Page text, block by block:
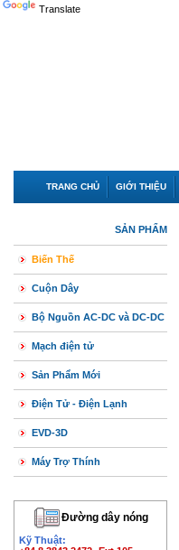
Translate
TRANG CHỦ GIỚI THIỆU
SẢN PHẨM
Biến Thế
Cuộn Dây
Bộ Nguồn AC-DC và DC-DC
Mạch điện tử
Sản Phẩm Mới
Điện Tử - Điện Lạnh
EVD-3D
Máy Trợ Thính
Đường dây nóng
Kỹ Thuật: